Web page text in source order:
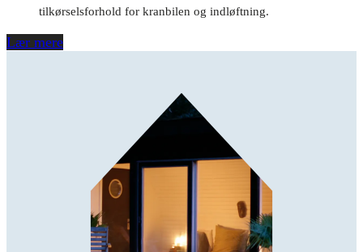
tilkørselsforhold for kranbilen og indløftning.
Lær mere